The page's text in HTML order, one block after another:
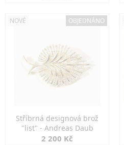
NOVÉ OBJEDNÁNO
Stříbrná designová brož
"list" - Andreas Daub
2 200 Kč